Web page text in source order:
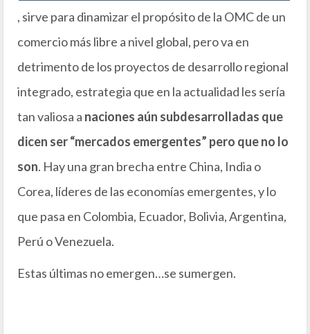
, sirve para dinamizar el propósito de la OMC de un
comercio más libre a nivel global, pero va en
detrimento de los proyectos de desarrollo regional
integrado, estrategia que en la actualidad les sería
tan valiosa a naciones aún subdesarrolladas que
dicen ser “mercados emergentes” pero que no lo
son. Hay una gran brecha entre China, India o
Corea, líderes de las economías emergentes, y lo
que pasa en Colombia, Ecuador, Bolivia, Argentina,
Perú o Venezuela.
Estas últimas no emergen…se sumergen.